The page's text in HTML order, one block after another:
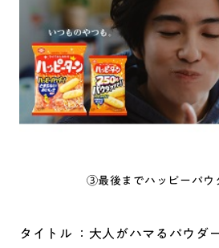
③最後までハッピーパウ
タイトル ：大人がハマるパウダ